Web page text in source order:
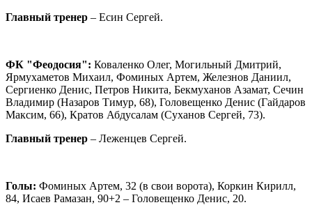
Главный тренер – Есин Сергей.
ФК "Феодосия": Коваленко Олег, Могильный Дмитрий,
Ярмухаметов Михаил, Фоминых Артем, Железнов Даниил,
Сергиенко Денис, Петров Никита, Бекмуханов Азамат, Сечин
Владимир (Назаров Тимур, 68), Головещенко Денис (Гайдаров
Максим, 66), Кратов Абдусалам (Суханов Сергей, 73).
Главный тренер – Леженцев Сергей.
Голы: Фоминых Артем, 32 (в свои ворота), Коркин Кирилл,
84, Исаев Рамазан, 90+2 – Головещенко Денис, 20.